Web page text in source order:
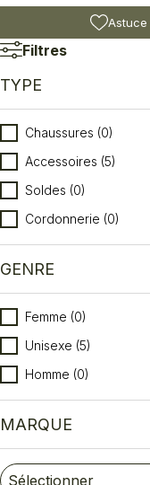
Astuce
Filtres
TYPE
TypeChaussures (0)
Accessoires (5)
Soldes (0)
Cordonnerie (0)
GENRE
Genre
Femme (0)
Unisexe (5)
Homme (0)
MARQUE
Marque
Sélectionnez le
Sélectionnez le